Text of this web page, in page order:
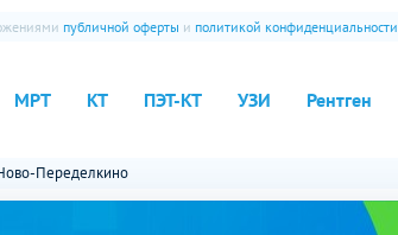
МРТ КТ ПЭТ-КТ УЗИ Рентген
публичной оферты и политикой конфиденциальности
Переделкино